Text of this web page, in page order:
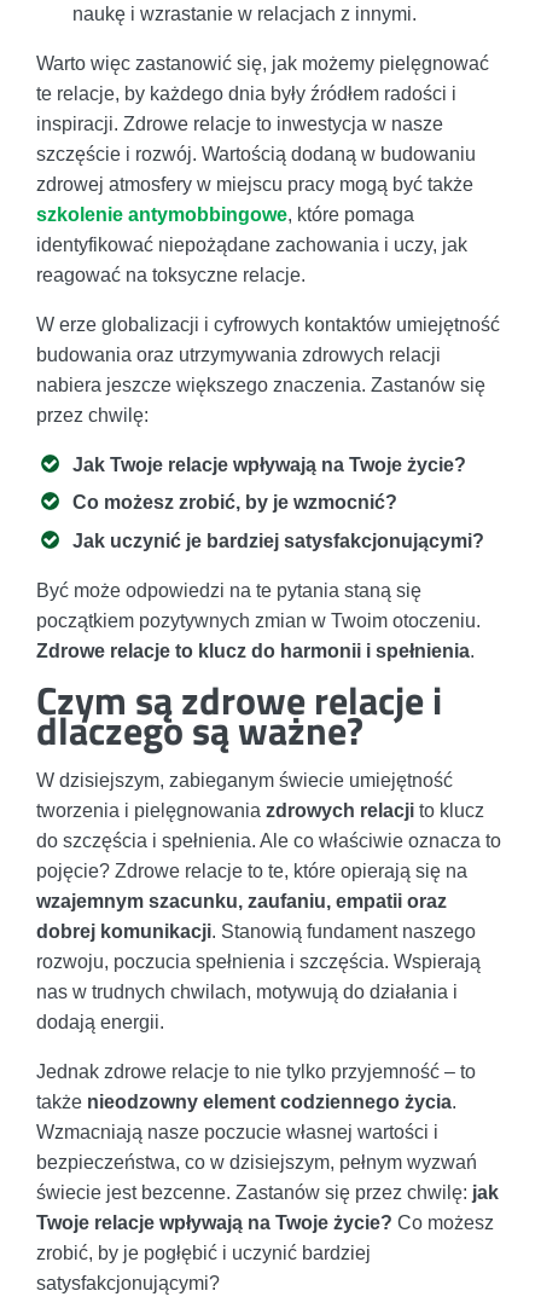
naukę i wzrastanie w relacjach z innymi.
Warto więc zastanowić się, jak możemy pielęgnować
te relacje, by każdego dnia były źródłem radości i
inspiracji. Zdrowe relacje to inwestycja w nasze
szczęście i rozwój. Wartością dodaną w budowaniu
zdrowej atmosfery w miejscu pracy mogą być także
szkolenie antymobbingowe, które pomaga
identyfikować niepożądane zachowania i uczy, jak
reagować na toksyczne relacje.
W erze globalizacji i cyfrowych kontaktów umiejętność
budowania oraz utrzymywania zdrowych relacji
nabiera jeszcze większego znaczenia. Zastanów się
przez chwilę:
Jak Twoje relacje wpływają na Twoje życie?
Co możesz zrobić, by je wzmocnić?
Jak uczynić je bardziej satysfakcjonującymi?
Być może odpowiedzi na te pytania staną się
początkiem pozytywnych zmian w Twoim otoczeniu.
Zdrowe relacje to klucz do harmonii i spełnienia.
Czym są zdrowe relacje i
dlaczego są ważne?
W dzisiejszym, zabieganym świecie umiejętność
tworzenia i pielęgnowania zdrowych relacji to klucz
do szczęścia i spełnienia. Ale co właściwie oznacza to
pojęcie? Zdrowe relacje to te, które opierają się na
wzajemnym szacunku, zaufaniu, empatii oraz
dobrej komunikacji. Stanowią fundament naszego
rozwoju, poczucia spełnienia i szczęścia. Wspierają
nas w trudnych chwilach, motywują do działania i
dodają energii.
Jednak zdrowe relacje to nie tylko przyjemność – to
także nieodzowny element codziennego życia.
Wzmacniają nasze poczucie własnej wartości i
bezpieczeństwa, co w dzisiejszym, pełnym wyzwań
świecie jest bezcenne. Zastanów się przez chwilę: jak
Twoje relacje wpływają na Twoje życie? Co możesz
zrobić, by je pogłębić i uczynić bardziej
satysfakcjonującymi?